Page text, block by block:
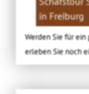
in Freiburg
Werden Sie für
erleben Sie noch